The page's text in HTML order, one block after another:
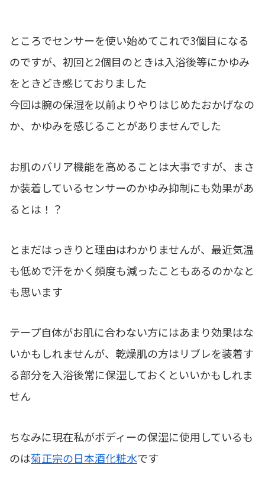
ところでセンサーを使い始めてこれで3個目になる
のですが、初回と2個目のときは入浴後等にかゆみ
をときどき感じておりました
今回は腕の保湿を以前よりやりはじめたおかげなの
か、かゆみを感じることがありませんでした
お肌のバリア機能を高めることは大事ですが、まさ
か装着しているセンサーのかゆみ抑制にも効果があ
るとは！？
とまだはっきりと理由はわかりませんが、最近気温
も低めで汗をかく頻度も減ったこともあるのかなと
も思います
テープ自体がお肌に合わない方にはあまり効果はな
いかもしれませんが、乾燥肌の方はリブレを装着す
る部分を入浴後常に保湿しておくといいかもしれま
せん
ちなみに現在私がボディーの保湿に使用しているも
のは菊正宗の日本酒化粧水です